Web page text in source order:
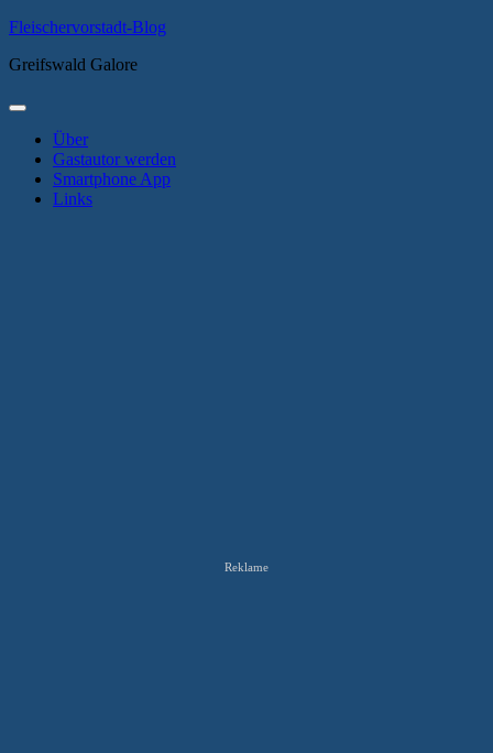
Zum
springen
Fleischervorstadt-Blog
Greifswald Galore
Primäres
Über
Gastautor werden
Smartphone App
Links
Reklame